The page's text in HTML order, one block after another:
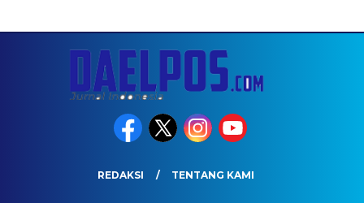
REDAKSI TENTANG KAMI